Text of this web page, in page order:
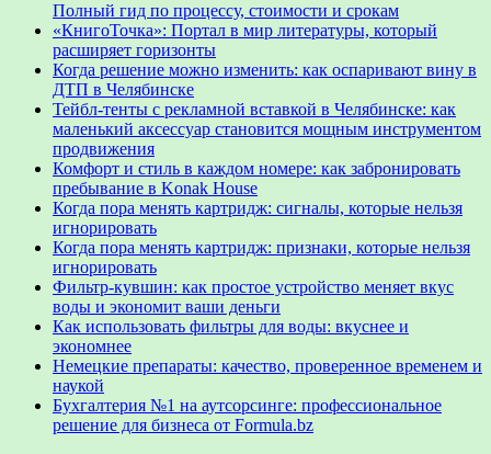
Полный гид по процессу, стоимости и срокам
«КнигоТочка»: Портал в мир литературы, который
расширяет горизонты
Когда решение можно изменить: как оспаривают вину в
ДТП в Челябинске
Тейбл-тенты с рекламной вставкой в Челябинске: как
маленький аксессуар становится мощным инструментом
продвижения
Комфорт и стиль в каждом номере: как забронировать
пребывание в Konak House
Когда пора менять картридж: сигналы, которые нельзя
игнорировать
Когда пора менять картридж: признаки, которые нельзя
игнорировать
Фильтр-кувшин: как простое устройство меняет вкус
воды и экономит ваши деньги
Как использовать фильтры для воды: вкуснее и
экономнее
Немецкие препараты: качество, проверенное временем и
наукой
Бухгалтерия №1 на аутсорсинге: профессиональное
решение для бизнеса от Formula.bz